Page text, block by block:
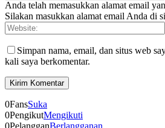
Anda telah memasukkan alamat email
Silakan masukkan alamat email Anda di
Simpan nama, email, dan situs web
kali saya berkomentar.
0FansSuka
0PengikutMengikuti